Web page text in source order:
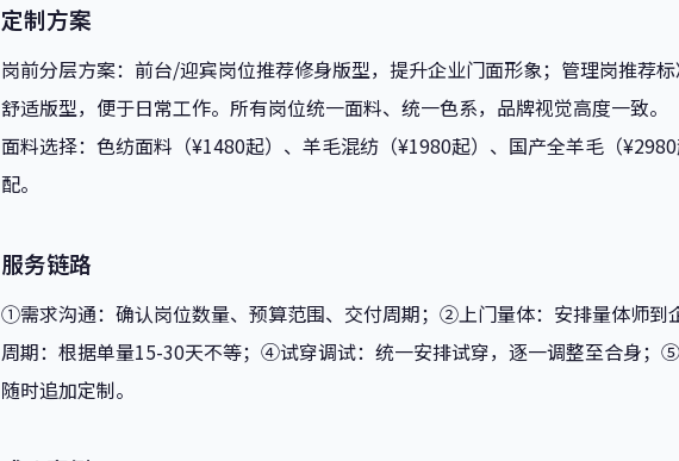
定制方案
岗前分层方案：前台/迎宾岗位推荐修身版型，提升企业门面形象；管理岗推荐
舒适版型，便于日常工作。所有岗位统一面料、统一色系，品牌视觉高度一致。
面料选择：色纺面料（¥1480起）、羊毛混纺（¥1980起）、国产全羊毛（
配。
服务链路
①需求沟通：确认岗位数量、预算范围、交付周期；②上门量体：安排量体师
周期：根据单量15-30天不等；④试穿调试：统一安排试穿，逐一调整至合身；
随时追加定制。